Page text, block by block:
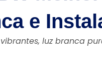
e
luz branca